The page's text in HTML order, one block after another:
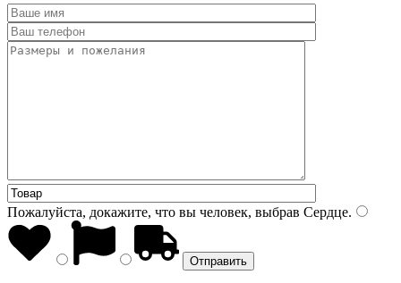
Пожалуйста, докажите, что вы человек, выбрав Сердце.